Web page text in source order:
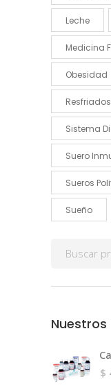
Leche
Medicina
Obesidad
Resfriados
Sistema
Suero
Sueros
Sueño
Search
$